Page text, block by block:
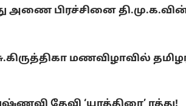
பிரச்சினை தி.மு.க.வின்
மணவிழாவில்